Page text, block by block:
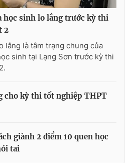
học sinh lo lắng trước kỳ thi
2
lắng là tâm trạng chung của
sinh tại Lạng Sơn trước kỳ thi
cho kỳ thi tốt nghiệp THPT
giành 2 điểm 10 quen học
tai